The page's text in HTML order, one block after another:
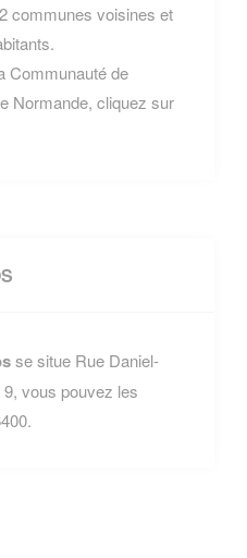
communes voisines et
Communauté de
Normande, cliquez sur
se situe Rue Daniel-
vous pouvez les